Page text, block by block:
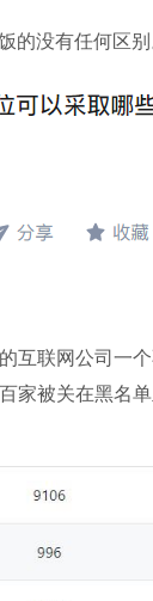
的没有任何区别
互联网公司一
家被关在黑名